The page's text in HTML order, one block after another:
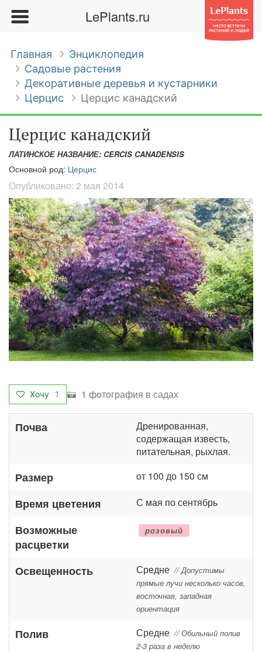
LePlants.ru
Главная
Энциклопедия
Садовые растения
Декоративные деревья и кустарники
Церцис
Церцис канадский
Церцис канадский
ЛАТИНСКОЕ НАЗВАНИЕ: CERCIS CANADENSIS
Основной род: Церцис
Опубликовано: 2 мая 2014
Хочу 1 1 фотография в садах
Почва
Дренированная,
содержащая известь,
питательная, рыхлая.
Размер от 100 до 150 см
Время цветения С мая по сентябрь
Возможные
расцветки
розовый
Освещенность Средне // Допустимы
прямые лучи несколько часов,
восточная, западная
ориентация
Полив Средне // Обильный полив
2-3 раза в неделю